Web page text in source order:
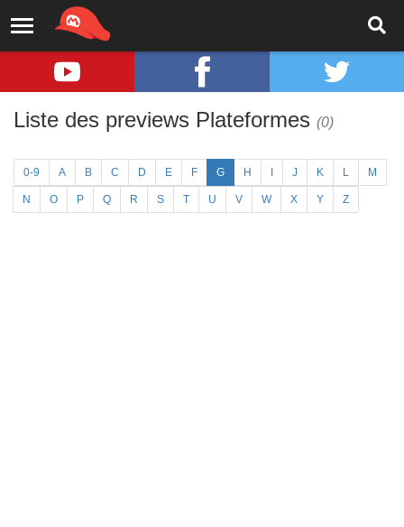
Liste des previews Plateformes (0)
0-9 A B C D E F G H J K L M
N O P Q R S T U V W X Y Z